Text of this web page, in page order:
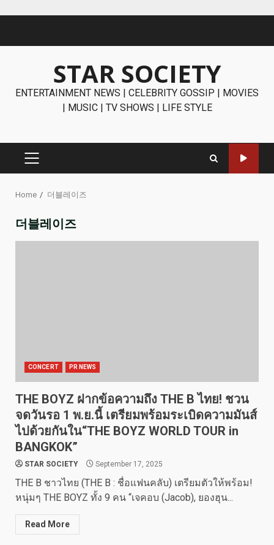
STAR SOCIETY
ENTERTAINMENT NEWS | CELEBRITY GOSSIP | MOVIES
| MUSIC | TV SHOWS | LIFE STYLE
PRIMARY
Home 더블레이즈
더블레이즈
CONCERT PR NEWS
THE BOYZ ฝากข้อความถึง THE B ไทย! ชวน
จดวันรอ 1 พ.ย.นี้ เตรียมพร้อมระเบิดความมันส์
ไปด้วยกันใน“THE BOYZ WORLD TOUR in
BANGKOK”
STAR SOCIETY September 17, 2025
THE B ชาวไทย (THE B : ชื่อแฟนคลับ) เตรียมตัวให้พร้อม!
หนุ่มๆ THE BOYZ ทั้ง 9 คน “เจคอบ (Jacob), ยองฮุน...
Read More